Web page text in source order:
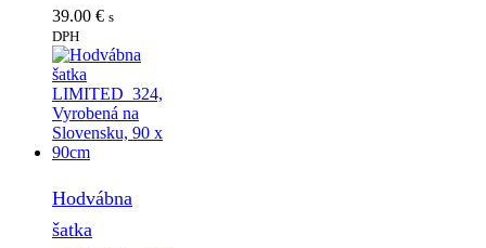
39.00 € s
DPH
Hodvábna
šatka